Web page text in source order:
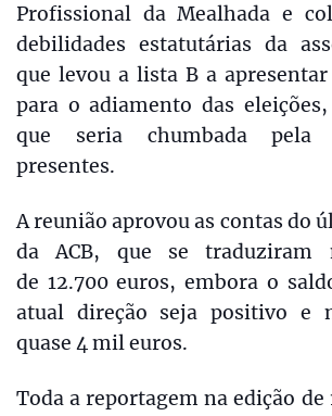
Profissional da Mealhada e
debilidades estatutárias da
que levou a lista B a
para o adiamento das
que seria chumbada pela
presentes.
A reunião aprovou as contas do
da ACB, que se traduziram
de 12.700 euros, embora o
atual direção seja positivo e
quase 4 mil euros.
Toda a reportagem na edição de